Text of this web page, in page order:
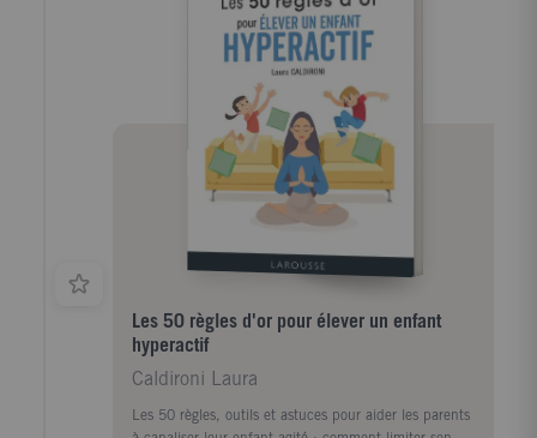
Les 50 règles d'or pour élever un enfant
hyperactif
Caldironi Laura
Les 50 règles, outils et astuces pour aider les parents